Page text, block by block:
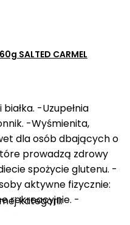
SALTED CARMEL
-Uzupełnia
-Wyśmienita,
dla osób dbających o
prowadzą zdrowy
spożycie glutenu. -
aktywne fizycznie:
rekreacyjnie. -
kategorii: